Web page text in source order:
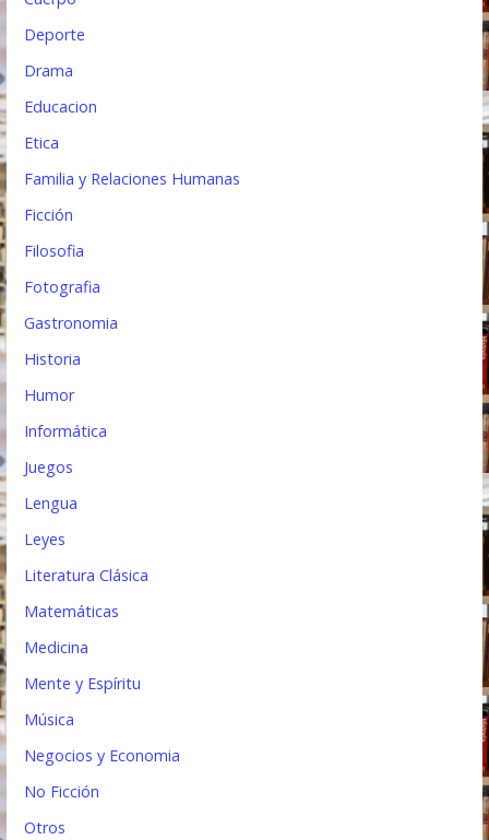
Deporte
Drama
Educacion
Etica
Familia y Relaciones Humanas
Ficción
Filosofia
Fotografia
Gastronomia
Historia
Humor
Informática
Juegos
Lengua
Leyes
Literatura Clásica
Matemáticas
Medicina
Mente y Espíritu
Música
Negocios y Economia
No Ficción
Otros